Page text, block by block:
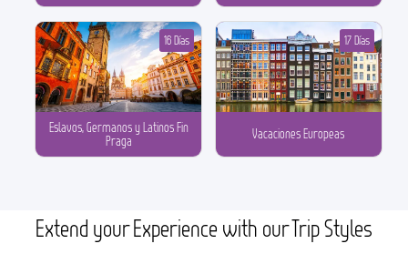
Eslavos, Germanos y Latinos Fin
Praga
16 Días
Vacaciones Europeas
17 Días
Extend your Experience with our Trip Styles